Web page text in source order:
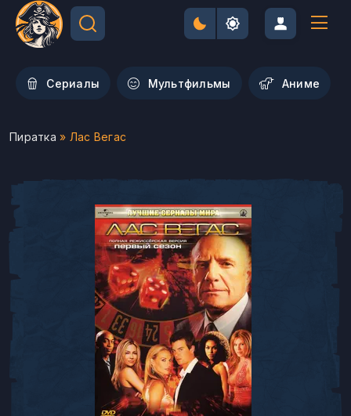
Сериалы Мультфильмы Aниме
Пиратка » Лас Вегас